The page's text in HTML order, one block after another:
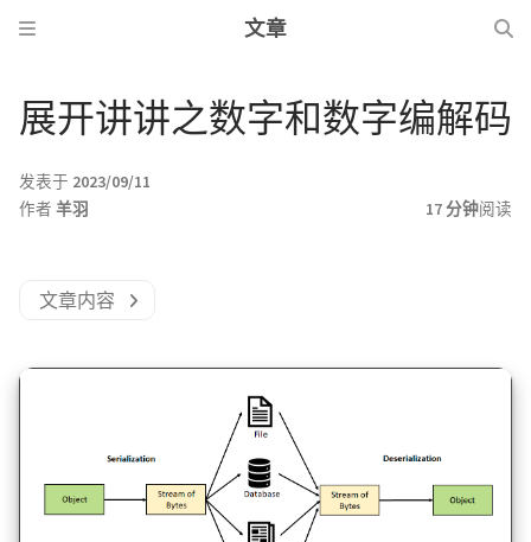
文章
展开讲讲之数字和数字编解码
发表于 2023/09/11
作者 羊羽 17 分钟阅读
文章内容